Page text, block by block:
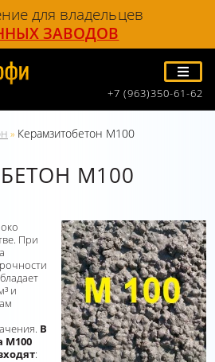
для владельцев
ЗАВОДОВ
+7 (963)350-61-62
» Керамзитобетон М100
М100
При
и
В
М100
: